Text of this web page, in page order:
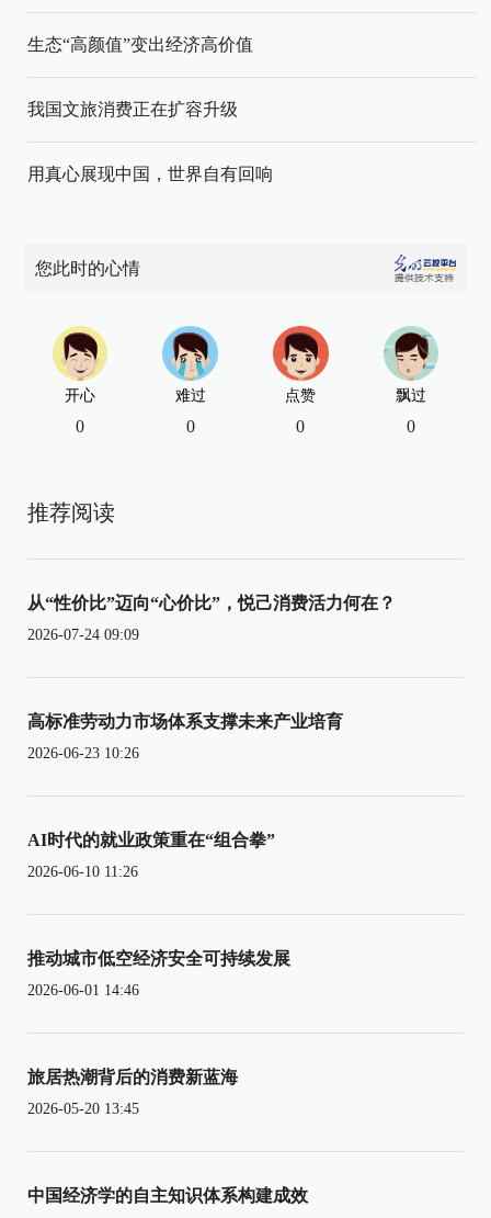
生态“高颜值”变出经济高价值
我国文旅消费正在扩容升级
用真心展现中国，世界自有回响
您此时的心情
开心
0
难过
0
点赞
0
飘过
0
推荐阅读
从“性价比”迈向“心价比”，悦己消费活力何在？
2026-07-24 09:09
高标准劳动力市场体系支撑未来产业培育
2026-06-23 10:26
AI时代的就业政策重在“组合拳”
2026-06-10 11:26
推动城市低空经济安全可持续发展
2026-06-01 14:46
旅居热潮背后的消费新蓝海
2026-05-20 13:45
中国经济学的自主知识体系构建成效